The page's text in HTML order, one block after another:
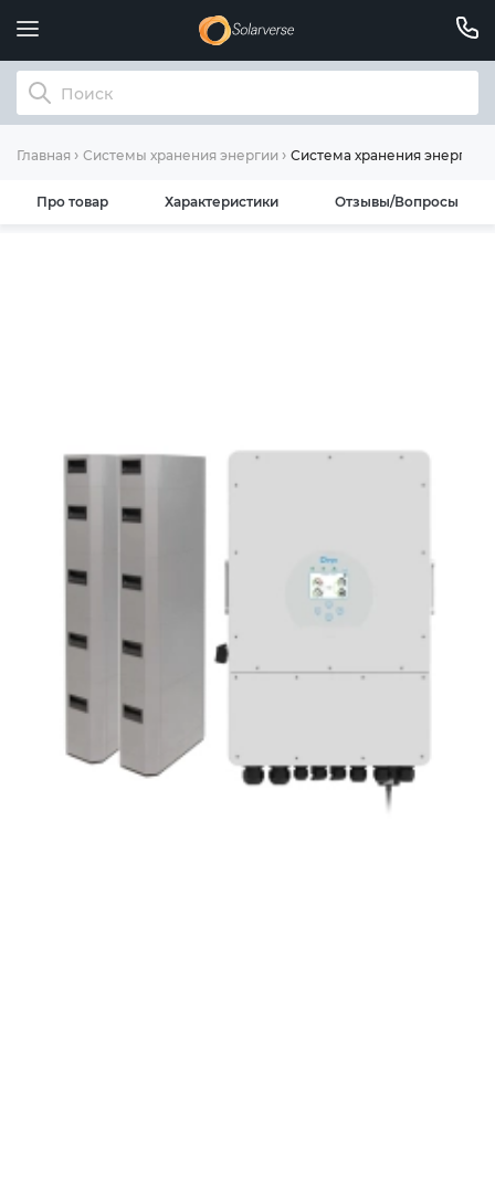
Главная Системы хранения энергии Система хранения энергии
Про товар Характеристики Отзывы/Вопросы